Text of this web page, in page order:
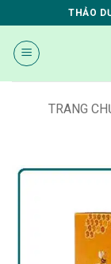
qua
nội
dung
THẢO
TRANG